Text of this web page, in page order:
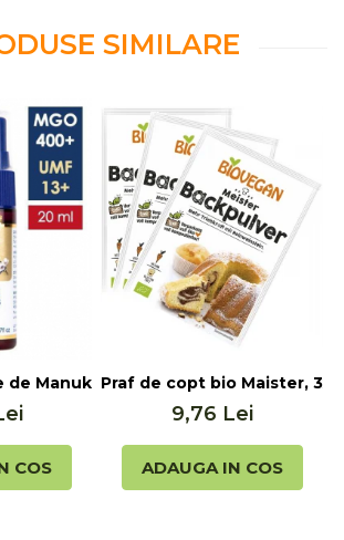
SIMILARE
de Manuka MGO 400+ UMF 13+ cu
COS
Praf de copt bio Maister,
9,76 Lei
ADAUGA IN COS